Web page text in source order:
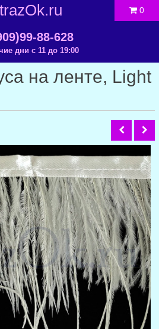
88-628
дни с 11 до 19:00
0
на ленте, Light